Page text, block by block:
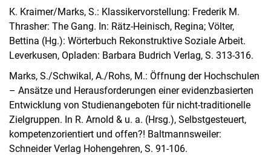
K. Kraimer/Marks, S.: Klassikervorstellung: Frederik M.
Thrasher: The Gang. In: Rätz-Heinisch, Regina; Völter,
Bettina (Hg.): Wörterbuch Rekonstruktive Soziale Arbeit.
Leverkusen, Opladen: Barbara Budrich Verlag, S. 313-316.
Marks, S./Schwikal, A./Rohs, M.: Öffnung der Hochschulen
– Ansätze und Herausforderungen einer evidenzbasierten
Entwicklung von Studienangeboten für nicht-traditionelle
Zielgruppen. In R. Arnold & u. a. (Hrsg.), Selbstgesteuert,
kompetenzorientiert und offen?! Baltmannsweiler:
Schneider Verlag Hohengehren, S. 91-106.